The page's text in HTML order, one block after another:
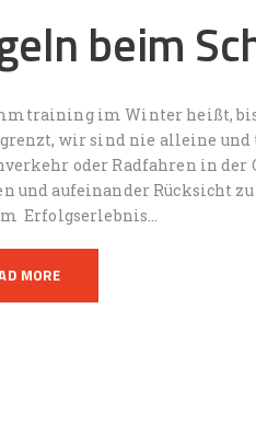
beim
im Winter heißt,
wir sind nie alleine
oder Radfahren in der
und aufeinander Rücksicht
Erfolgserlebnis…
MORE